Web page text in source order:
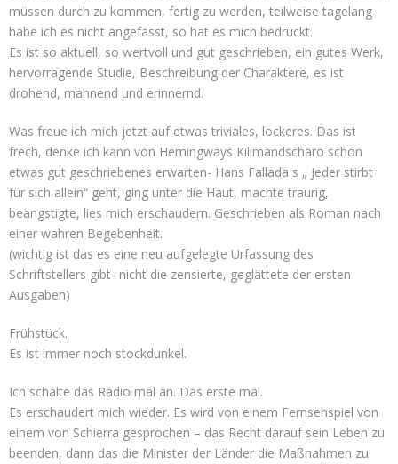
müssen durch zu kommen, fertig zu werden, teilweise tagelang
habe ich es nicht angefasst, so hat es mich bedrückt.
Es ist so aktuell, so wertvoll und gut geschrieben, ein gutes Werk,
hervorragende Studie, Beschreibung der Charaktere, es ist
drohend, mahnend und erinnernd.
Was freue ich mich jetzt auf etwas triviales, lockeres. Das ist
frech, denke ich kann von Hemingways Kilimandscharo schon
etwas gut geschriebenes erwarten- Hans Fallada s „ Jeder stirbt
für sich allein“ geht, ging unter die Haut, machte traurig,
beängstigte, lies mich erschaudern. Geschrieben als Roman nach
einer wahren Begebenheit.
(wichtig ist das es eine neu aufgelegte Urfassung des
Schriftstellers gibt- nicht die zensierte, geglättete der ersten
Ausgaben)
Frühstück.
Es ist immer noch stockdunkel.
Ich schalte das Radio mal an. Das erste mal.
Es erschaudert mich wieder. Es wird von einem Fernsehspiel von
einem von Schierra gesprochen – das Recht darauf sein Leben zu
beenden, dann das die Minister der Länder die Maßnahmen zu